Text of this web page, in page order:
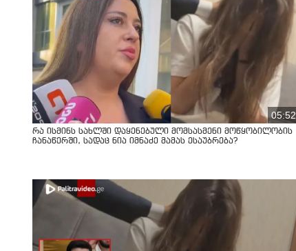
05:52
რა ისმინს სახლში დაყენებული მომსასმენი მოწყობილობის
ჩანაწერში, სადაც ნია იმნაძე მამას ესაუბრება?